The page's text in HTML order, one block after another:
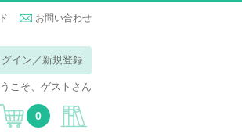
お問い合わせ
グイン／新規登録
こそ、ゲストさん
0